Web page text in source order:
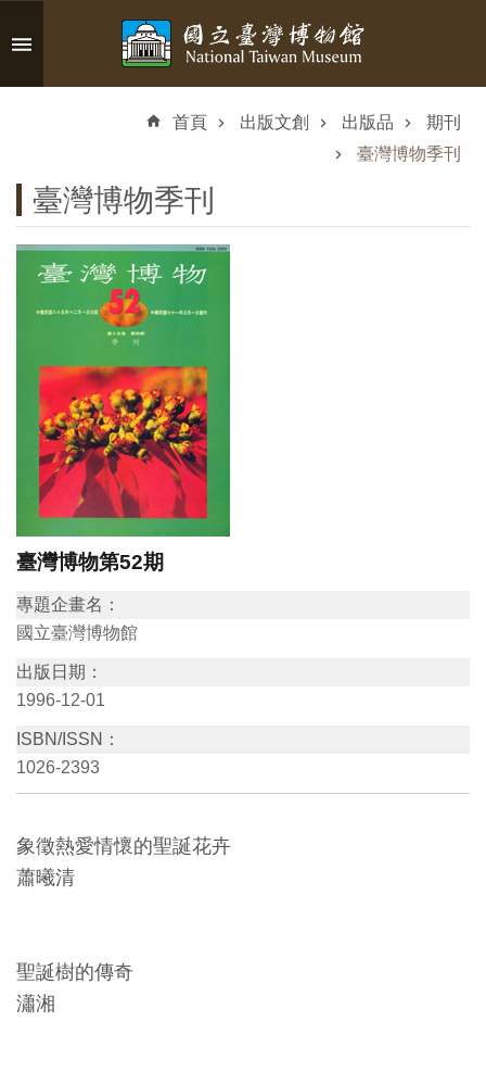
跳到主要內容區塊
觀
覽
資
訊
教
育
動
文
創
首頁 出版文創 出版品
期刊
臺灣博物季刊
臺灣博物季刊
臺灣博物第52期
專題企畫名：
國立臺灣博物館
出版日期：
1996-12-01
ISBN/ISSN：
1026-2393
象徵熱愛情懷的聖誕花卉
蕭曦清
聖誕樹的傳奇
瀟湘